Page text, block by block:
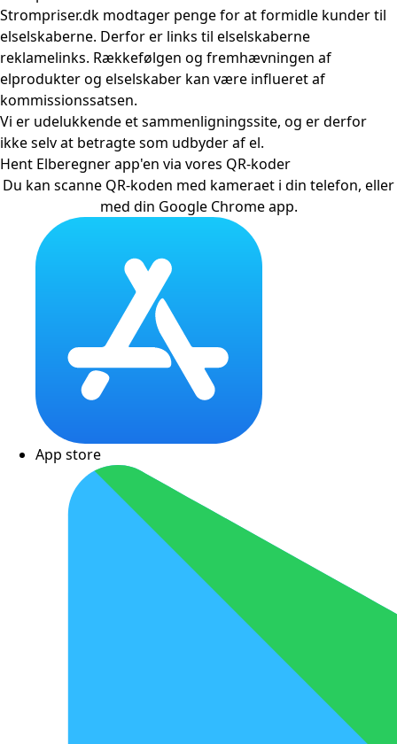
Strompriser.dk modtager penge for at formidle kunder til
elselskaberne. Derfor er links til elselskaberne
reklamelinks. Rækkefølgen og fremhævningen af
elprodukter og elselskaber kan være influeret af
kommissionssatsen.
Vi er udelukkende et sammenligningssite, og er derfor
ikke selv at betragte som udbyder af el.
Hent Elberegner app'en via vores QR-koder
Du kan scanne QR-koden med kameraet i din telefon, eller
med din Google Chrome app.
App store